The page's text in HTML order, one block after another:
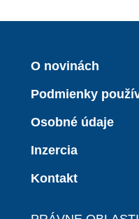
O novinách
Podmienky
Osobné údaje
Inzercia
Kontakt